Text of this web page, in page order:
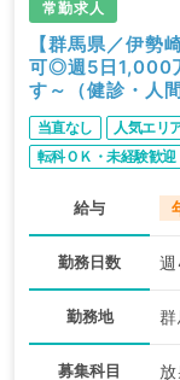
常勤求人
【群馬県／伊
可◎週5日1,000
す～（健診・人
当直なし 人気エリ
転科ＯＫ・未経験歓迎
給与
勤務日数
勤務地
募集科目